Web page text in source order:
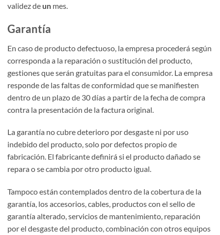
validez de un mes.
Garantía
En caso de producto defectuoso, la empresa procederá según
corresponda a la reparación o sustitución del producto,
gestiones que serán gratuitas para el consumidor. La empresa
responde de las faltas de conformidad que se manifiesten
dentro de un plazo de 30 días a partir de la fecha de compra
contra la presentación de la factura original.
La garantía no cubre deterioro por desgaste ni por uso
indebido del producto, solo por defectos propio de
fabricación. El fabricante definirá si el producto dañado se
repara o se cambia por otro producto igual.
Tampoco están contemplados dentro de la cobertura de la
garantía, los accesorios, cables, productos con el sello de
garantía alterado, servicios de mantenimiento, reparación
por el desgaste del producto, combinación con otros equipos